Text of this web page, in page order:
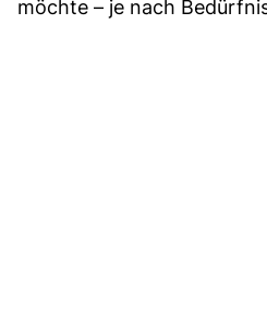
möchte – je nach